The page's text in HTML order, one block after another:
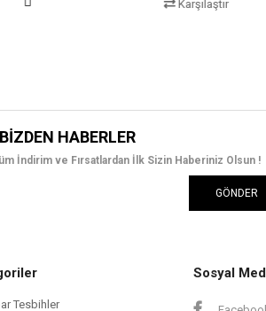
BIZDEN HABERLER
İndirim ve Fırsatlardan İlk Sizin Haberiniz Olsun !
GÖNDER
Tesbihler
Sosyal